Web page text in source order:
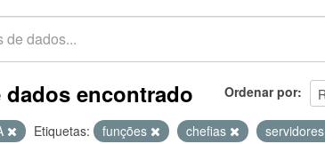
Ordenar por
encontrado
Etiquetas: funções chefias servidores